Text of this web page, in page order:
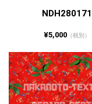
NDH280171
¥5,000 （税別）